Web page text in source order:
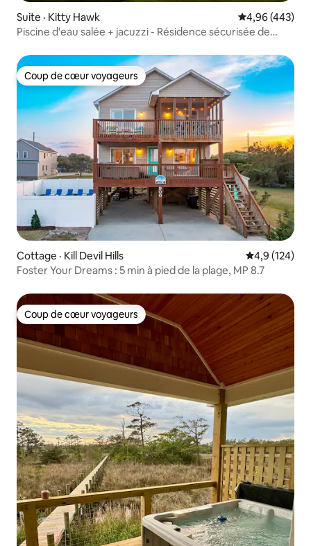
Suite · Kitty Hawk Note
4,96 (443)
Piscine d'eau salée + jacuzzi - Résidence sécurisée de
Coup de cœur voyageurs
Coup de cœur voyageurs
Cottage · Kill Devil Hills Note
4,9 (124)
Foster Your Dreams : 5 min à pied de la plage, MP 8.7
Coup de cœur voyageurs
Coup de cœur voyageurs